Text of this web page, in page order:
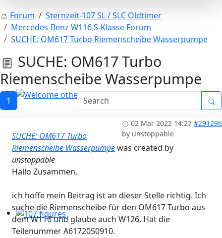
Welcome other MB Classic Cars
107 figures
Forum
Sternzeit-107 SL / SLC Oldtimer
Mercedes-Benz W116 S-Klasse Forum
SUCHE: OM617 Turbo Riemenscheibe Wasserpumpe
SUCHE: OM617 Turbo
Riemenscheibe Wasserpumpe
1
02 Mar 2022 14:27 #291296
by unstoppable
SUCHE: OM617 Turbo
Riemenscheibe Wasserpumpewas created by
unstoppable
Hallo Zusammen,
ich hoffe mein Beitrag ist an dieser Stelle richtig. Ich
suche die Riemenscheibe für den OM617 Turbo aus
dem W116 und glaube auch W126. Hat die
Teilenummer A6172050910.